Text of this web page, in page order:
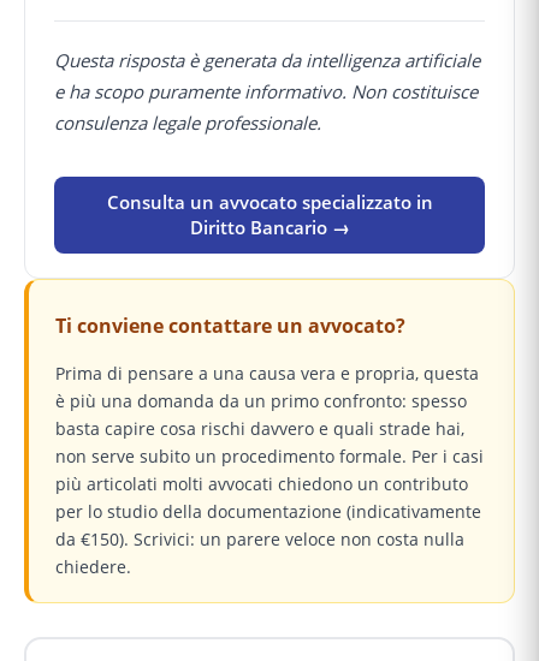
Questa risposta è generata da intelligenza artificiale
e ha scopo puramente informativo. Non costituisce
consulenza legale professionale.
Consulta un avvocato specializzato in
Diritto Bancario →
Ti conviene contattare un avvocato?
Prima di pensare a una causa vera e propria, questa
è più una domanda da un primo confronto: spesso
basta capire cosa rischi davvero e quali strade hai,
non serve subito un procedimento formale. Per i casi
più articolati molti avvocati chiedono un contributo
per lo studio della documentazione (indicativamente
da €150). Scrivici: un parere veloce non costa nulla
chiedere.